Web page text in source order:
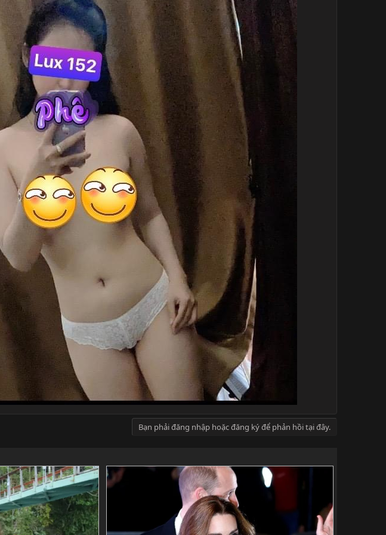
Bạn phải đăng nhập hoặc đăng ký để phản hồi tại đây.